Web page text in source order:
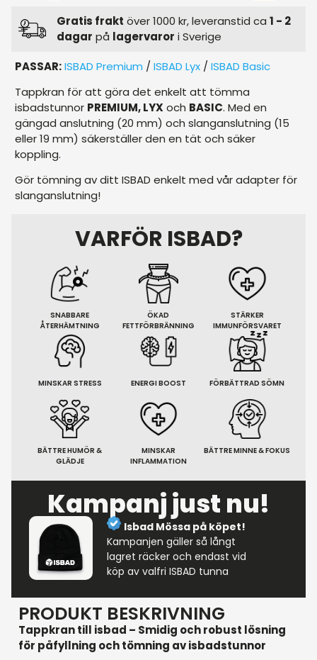
Gratis frakt över 1000 kr, leveranstid ca1 - 2
dagar på lagervaror i Sverige
PASSAR:ISBAD Premium /ISBAD Lyx /ISBAD Basic
Tappkran för att göra det enkelt att tömma
isbadstunnor PREMIUM, LYX och BASIC. Med en
gängad anslutning (20 mm) och slanganslutning (15
eller 19 mm) säkerställer den en tät och säker
koppling.
Gör tömning av ditt ISBAD enkelt med vår adapter för
slanganslutning!
VARFÖR ISBAD?
SNABBARE
ÅTERHÄMTNING
ÖKAD
FETTFÖRBRÄNNING
STÄRKER
IMMUNFÖRSVARET
MINSKAR STRESS ENERGI BOOST FÖRBÄTTRAD SÖMN
BÄTTRE HUMÖR &
GLÄDJE
MINSKAR
INFLAMMATION
BÄTTRE MINNE & FOKUS
Kampanj just nu!
Isbad Mössa på köpet!
Kampanjen gäller så långt
lagret räcker och endast vid
köp av valfri ISBAD tunna
PRODUKT BESKRIVNING
Tappkran till isbad – Smidig och robust lösning
för påfyllning och tömning av isbadstunnor